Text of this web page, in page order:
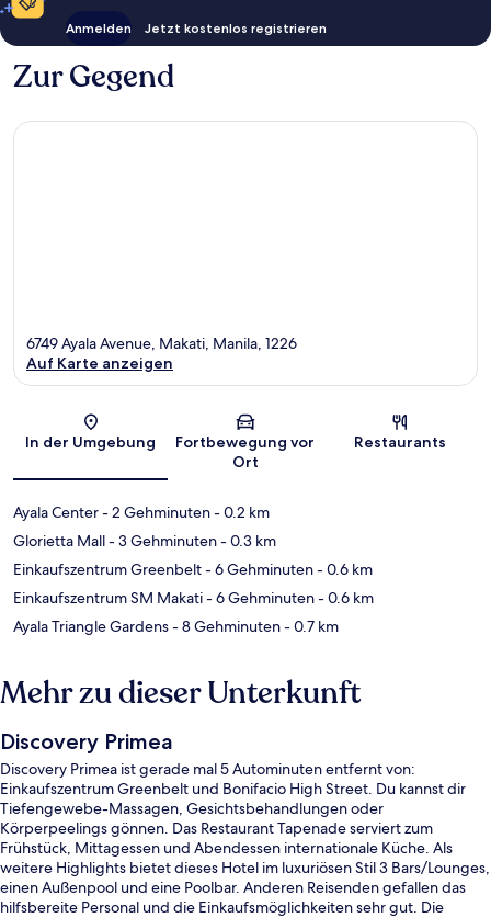
Anmelden Jetzt kostenlos registrieren
Zur Gegend
Karte
6749 Ayala Avenue, Makati, Manila, 1226
Auf Karte anzeigen
In der Umgebung
Fortbewegung vor
Ort
Restaurants
Ayala Center- 2 Gehminuten- 0.2 km
Glorietta Mall- 3 Gehminuten- 0.3 km
Einkaufszentrum Greenbelt- 6 Gehminuten- 0.6 km
Einkaufszentrum SM Makati- 6 Gehminuten- 0.6 km
Ayala Triangle Gardens- 8 Gehminuten- 0.7 km
Mehr zu dieser Unterkunft
Discovery Primea
Discovery Primea ist gerade mal 5 Autominuten entfernt von:
Einkaufszentrum Greenbelt und Bonifacio High Street. Du kannst dir
Tiefengewebe-Massagen, Gesichtsbehandlungen oder
Körperpeelings gönnen. Das Restaurant Tapenade serviert zum
Frühstück, Mittagessen und Abendessen internationale Küche. Als
weitere Highlights bietet dieses Hotel im luxuriösen Stil 3 Bars/Lounges,
einen Außenpool und eine Poolbar. Anderen Reisenden gefallen das
hilfsbereite Personal und die Einkaufsmöglichkeiten sehr gut. Die